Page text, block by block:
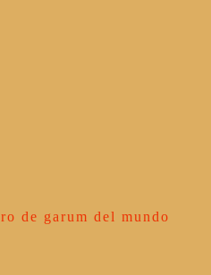
de garum del mundo